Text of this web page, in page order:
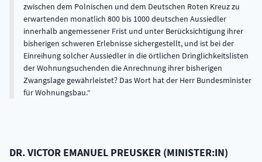
zwischen dem Polnischen und dem Deutschen Roten Kreuz zu
erwartenden monatlich 800 bis 1000 deutschen Aussiedler
innerhalb angemessener Frist und unter Berücksichtigung ihrer
bisherigen schweren Erlebnisse sichergestellt, und ist bei der
Einreihung solcher Aussiedler in die örtlichen Dringlichkeitslisten
der Wohnungsuchenden die Anrechnung ihrer bisherigen
Zwangslage gewährleistet? Das Wort hat der Herr Bundesminister
für Wohnungsbau.
DR.VICTOR EMANUEL PREUSKER (MINISTER:IN)